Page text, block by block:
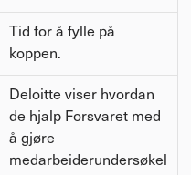
Tid for å fylle på
koppen.
Deloitte viser hvordan
de hjalp Forsvaret med
å gjøre
medarbeiderundersøkel